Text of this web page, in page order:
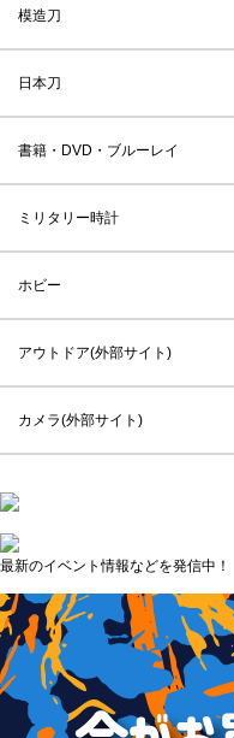
模造刀
日本刀
書籍・DVD・ブルーレイ
ミリタリー時計
ホビー
アウトドア(外部サイト)
カメラ(外部サイト)
最新のイベント情報などを発信中！